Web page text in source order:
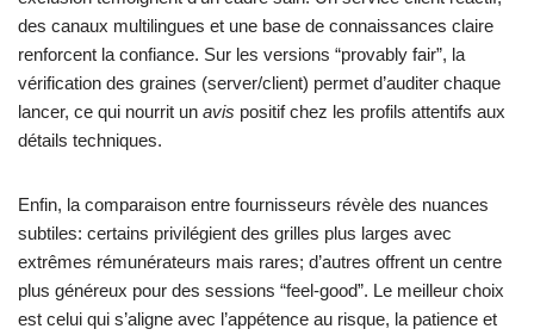
des canaux multilingues et une base de connaissances claire
renforcent la confiance. Sur les versions “provably fair”, la
vérification des graines (server/client) permet d’auditer chaque
lancer, ce qui nourrit un avis positif chez les profils attentifs aux
détails techniques.
Enfin, la comparaison entre fournisseurs révèle des nuances
subtiles: certains privilégient des grilles plus larges avec
extrêmes rémunérateurs mais rares; d’autres offrent un centre
plus généreux pour des sessions “feel-good”. Le meilleur choix
est celui qui s’aligne avec l’appétence au risque, la patience et